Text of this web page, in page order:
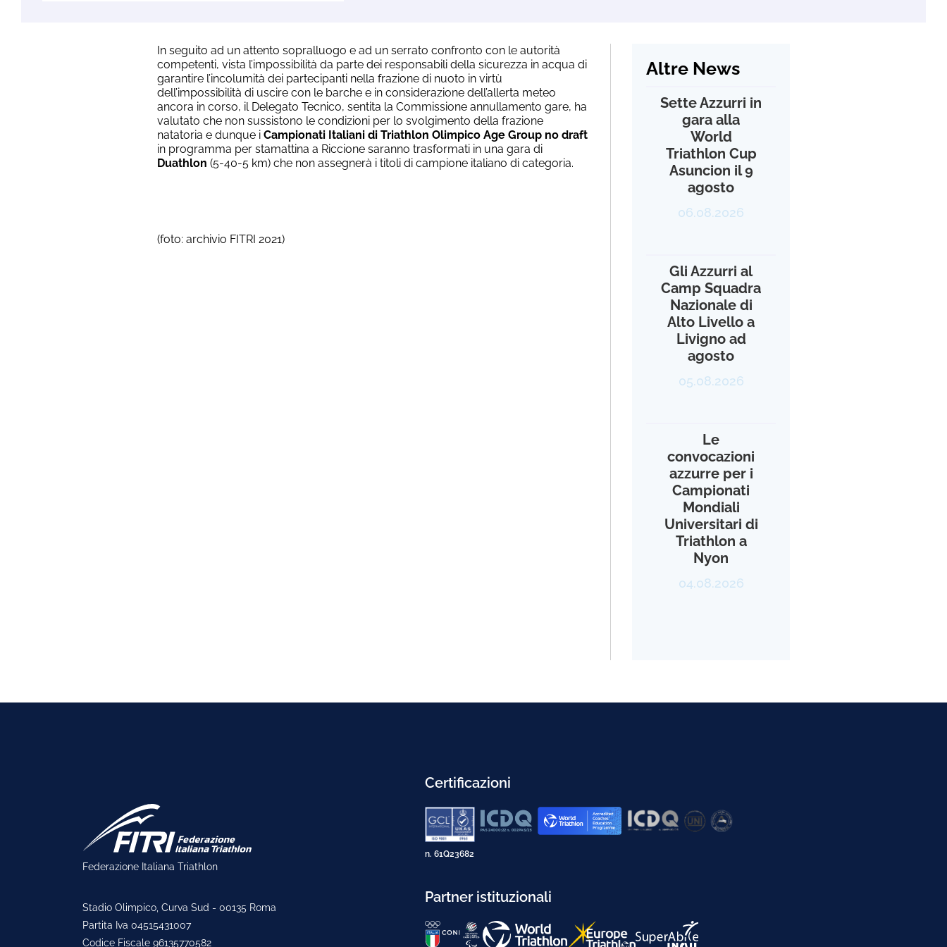
In seguito ad un attento sopralluogo e ad un serrato confronto con le autorità
competenti, vista l’impossibilità da parte dei responsabili della sicurezza in acqua di
garantire l’incolumità dei partecipanti nella frazione di nuoto in virtù
dell’impossibilità di uscire con le barche e in considerazione dell’allerta meteo
ancora in corso, il Delegato Tecnico, sentita la Commissione annullamento gare, ha
valutato che non sussistono le condizioni per lo svolgimento della frazione
natatoria e dunque i Campionati Italiani di Triathlon Olimpico Age Group no draft
in programma per stamattina a Riccione saranno trasformati in una gara di
Duathlon (5-40-5 km) che non assegnerà i titoli di campione italiano di categoria.
(foto: archivio FITRI 2021)
Altre News
Sette Azzurri in
gara alla
World
Triathlon Cup
Asuncion il 9
agosto
06.08.2026
Gli Azzurri al
Camp Squadra
Nazionale di
Alto Livello a
Livigno ad
agosto
05.08.2026
Le
convocazioni
azzurre per i
Campionati
Mondiali
Universitari di
Triathlon a
Nyon
04.08.2026
Federazione Italiana Triathlon
Stadio Olimpico, Curva Sud - 00135 Roma
Partita Iva 04515431007
Codice Fiscale 96135770582
Certificazioni
n. 61Q23682
Partner istituzionali